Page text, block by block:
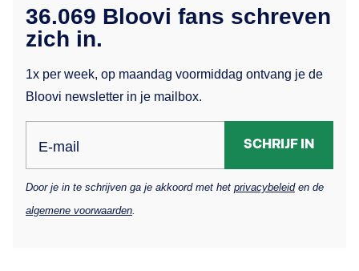
36.069 Bloovi fans schreven
zich in.
1x per week, op maandag voormiddag ontvang je de
Bloovi newsletter in je mailbox.
E-mail SCHRIJF IN
Door je in te schrijven ga je akkoord met het privacybeleiden de
algemene voorwaarden.